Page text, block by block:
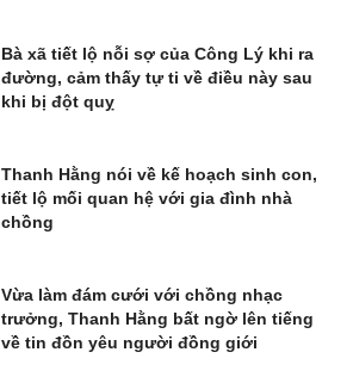
Bà xã tiết lộ nỗi sợ của Công Lý khi ra
đường, cảm thấy tự ti về điều này sau
khi bị đột quỵ
Thanh Hằng nói về kế hoạch sinh con,
tiết lộ mối quan hệ với gia đình nhà
chồng
Vừa làm đám cưới với chồng nhạc
trưởng, Thanh Hằng bất ngờ lên tiếng
về tin đồn yêu người đồng giới